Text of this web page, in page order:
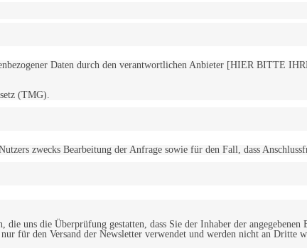
Daten durch den verantwortlichen Anbieter [HIER BITTE
(TMG).
zwecks Bearbeitung der Anfrage sowie für den Fall, dass
uns die Überprüfung gestatten, dass Sie der Inhaber der angegebenen
für den Versand der Newsletter verwendet und werden nicht an Dritte